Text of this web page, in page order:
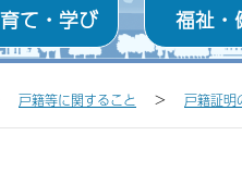
て・学び 福祉・
戸籍等に関すること 戸籍証明